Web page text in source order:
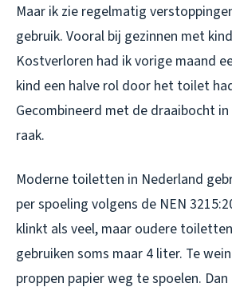
Maar ik zie regelmatig
gebruik. Vooral bij gezinnen met
Kostverloren had ik vorige maand
kind een halve rol door het toilet
Gecombineerd met de draaibocht
raak.
Moderne toiletten in Nederland
per spoeling volgens de NEN
klinkt als veel, maar oudere
gebruiken soms maar 4 liter. Te
proppen papier weg te spoelen.